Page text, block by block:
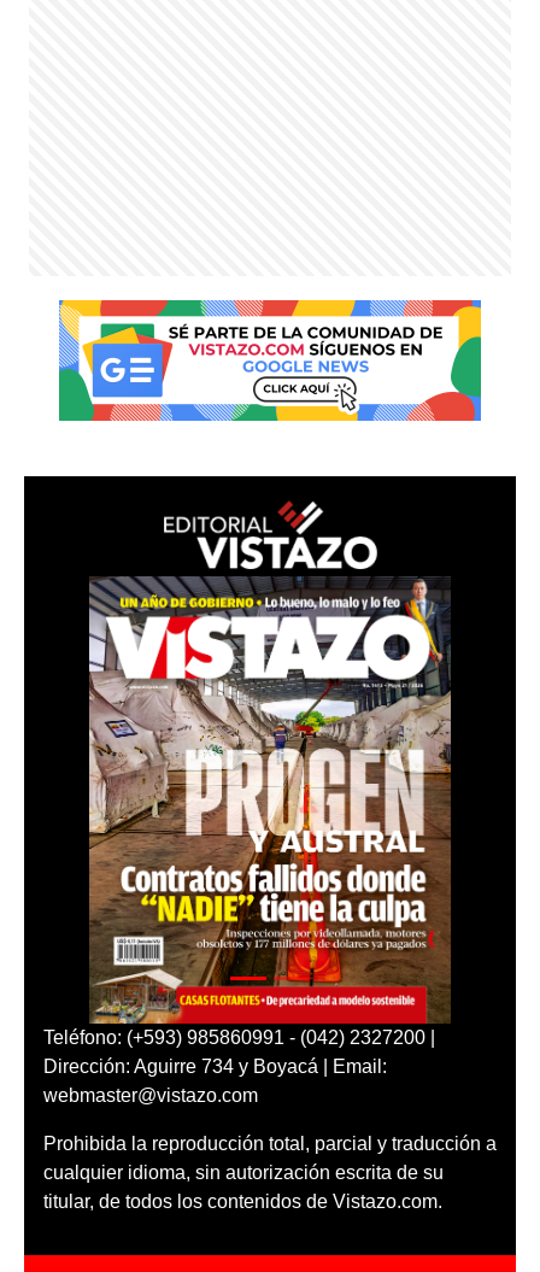
Teléfono: (+593) 985860991 - (042) 2327200 |
Dirección: Aguirre 734 y Boyacá | Email:
webmaster@vistazo.com
Prohibida la reproducción total, parcial y traducción a
cualquier idioma, sin autorización escrita de su
titular, de todos los contenidos de Vistazo.com.